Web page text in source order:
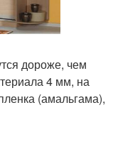
дороже, чем
4 мм, на
(амальгама),